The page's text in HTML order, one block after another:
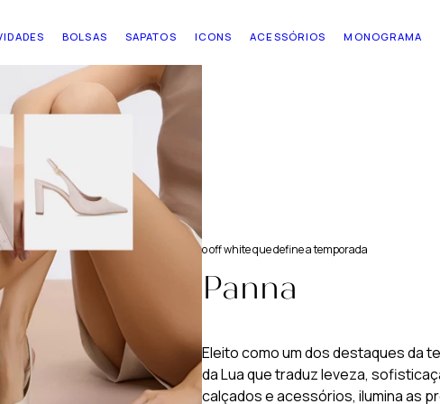
BOLSAS SAPATOS ICONS ACESSÓRIOS MONOGRAMA
o off white que define a temporada
Panna
Eleito como um dos destaques da
da Lua que traduz leveza,
calçados e acessórios, ilumina as